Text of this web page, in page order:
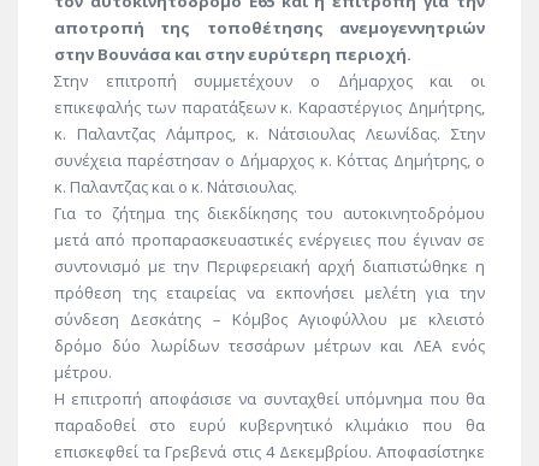
αποτροπή της τοποθέτησης ανεμογεννητριών
στην Βουνάσα και στην ευρύτερη περιοχή.
Στην επιτροπή συμμετέχουν ο Δήμαρχος και οι
επικεφαλής των παρατάξεων κ. Καραστέργιος Δημήτρης,
κ. Παλαντζας Λάμπρος, κ. Νάτσιουλας Λεωνίδας. Στην
συνέχεια παρέστησαν ο Δήμαρχος κ. Κόττας Δημήτρης, ο
κ. Παλαντζας και ο κ. Νάτσιουλας.
Για το ζήτημα της διεκδίκησης του αυτοκινητοδρόμου
μετά από προπαρασκευαστικές ενέργειες που έγιναν σε
συντονισμό με την Περιφερειακή αρχή διαπιστώθηκε η
πρόθεση της εταιρείας να εκπονήσει μελέτη για την
σύνδεση Δεσκάτης – Κόμβος Αγιοφύλλου με κλειστό
δρόμο δύο λωρίδων τεσσάρων μέτρων και ΛΕΑ ενός
μέτρου.
Η επιτροπή αποφάσισε να συνταχθεί υπόμνημα που θα
παραδοθεί στο ευρύ κυβερνητικό κλιμάκιο που θα
επισκεφθεί τα Γρεβενά στις 4 Δεκεμβρίου. Αποφασίστηκε